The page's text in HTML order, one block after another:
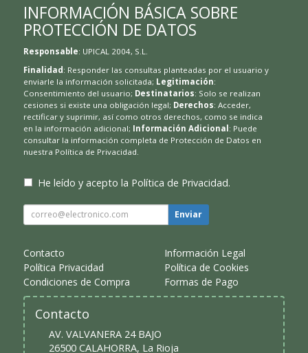
INFORMACIÓN BÁSICA SOBRE
PROTECCIÓN DE DATOS
Responsable: UPICAL 2004, S.L.
Finalidad: Responder las consultas planteadas por el usuario y
enviarle la información solicitada; Legitimación:
Consentimiento del usuario; Destinatarios: Solo se realizan
cesiones si existe una obligación legal; Derechos: Acceder,
rectificar y suprimir, así como otros derechos, como se indica
en la información adicional; Información Adicional: Puede
consultar la información completa de Protección de Datos en
nuestra Política de Privacidad
He leído y acepto la Política de Privacidad.
Enviar
Contacto
Información Legal
Política Privacidad
Política de Cookies
Condiciones de Compra
Formas de Pago
Contacto
AV. VALVANERA 24 BAJO
26500 CALAHORRA, La Rioja